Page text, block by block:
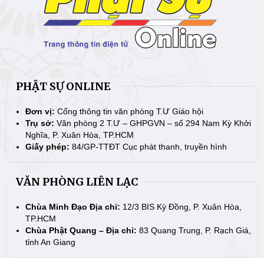
PHẬT SỰ ONLINE
Đơn vị: Cổng thông tin văn phòng T.Ư Giáo hội
Trụ sở: Văn phòng 2 T.Ư – GHPGVN – số 294 Nam Kỳ Khởi
Nghĩa, P. Xuân Hòa, TP.HCM
Giấy phép: 84/GP-TTĐT Cục phát thanh, truyền hình
VĂN PHÒNG LIÊN LẠC
Chùa Minh Đạo Địa chỉ: 12/3 BIS Kỳ Đồng, P. Xuân Hòa,
TP.HCM
Chùa Phật Quang – Địa chỉ: 83 Quang Trung, P. Rạch Giá,
tỉnh An Giang